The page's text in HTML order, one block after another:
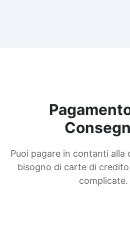
Puoi pagare in contanti alla
bisogno di carte di
complicate.